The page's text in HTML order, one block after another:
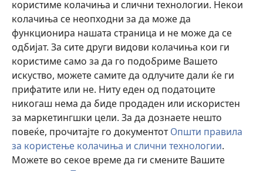
користиме колачиња и слични технологии. Некои
колачиња се неопходни за да може да
функционира нашата страница и не може да се
одбијат. За сите други видови колачиња кои ги
користиме само за да го подобриме Вашето
искуство, можете самите да одлучите дали ќе ги
прифатите или не. Ниту еден од податоците
никогаш нема да биде продаден или искористен
за маркетингшки цели. За да дознаете нешто
повеќе, прочитајте го документотОпшти правила
за користење колачиња и слични технологии.
Можете во секое време да ги смените Вашите
(opens
new
window)ОНЛАЈН БИБЛИОТЕКА Watchtower™
(opens
new
window)JW Hub
(opens
new
window)Watchtower Library
Copyright© 2026 Watch Tower Bible and Tract Society of Pennsylvania.